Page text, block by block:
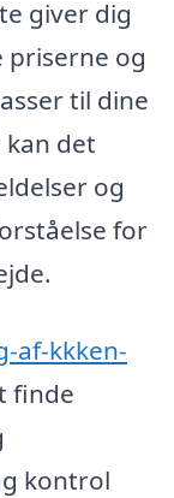
giver dig
priserne og
til dine
det
og
for
af-kkken-
finde
kontrol